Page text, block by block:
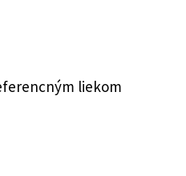
liekom